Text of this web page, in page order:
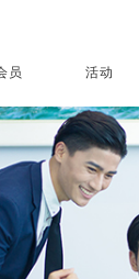
员 活动